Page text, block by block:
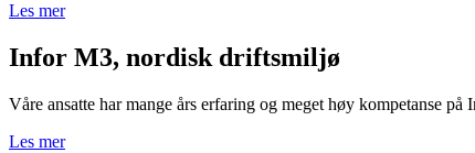
Les mer
Infor M3, nordisk driftsmiljø
Våre ansatte har mange års erfaring og meget høy kompetanse
Les mer